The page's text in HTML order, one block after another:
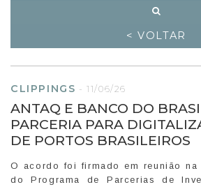
< VOLTAR
CLIPPINGS -11/06/26
ANTAQ E BANCO DO
PARCERIA PARA
DE PORTOS BRASILEIROS
O acordo foi firmado em reunião na
do Programa de Parcerias de